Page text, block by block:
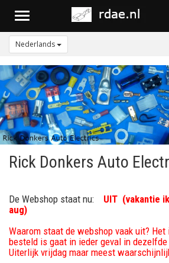
Toggle
Nederlands
Rick Donkers Auto
De Webshop staat nu:
UIT (vakantie
aug)
Waarom staat de webshop vaak uit?
besteld is gaat in ieder geval in
Uiterlijk vrijdag maar meest